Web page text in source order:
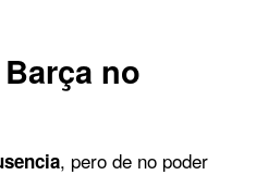
no
, pero de no poder